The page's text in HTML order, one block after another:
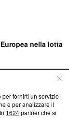
nella lotta
su Blasting
ci impegniamo a
fornirti un servizio
e per analizzare il
1624partner che si